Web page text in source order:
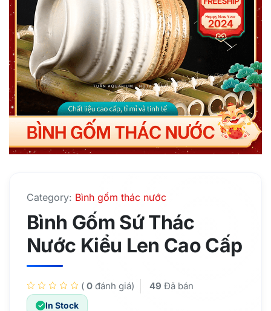
Category: Bình gốm thác nước
Bình Gốm Sứ Thác
Nước Kiểu Len Cao Cấp
( 0 đánh giá) 49 Đã bán
In Stock